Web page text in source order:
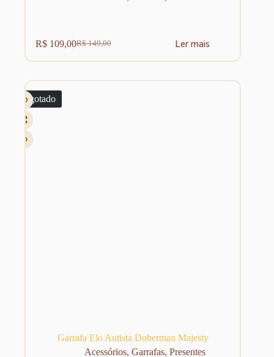
R$149,00
O
preço
era:
R$109,00O
preço
é:
Ler mais
Esgotado
Garrafa Elo Autista Doberman Majesty
Acessórios,Garrafas,Presentes